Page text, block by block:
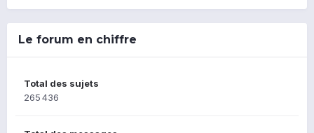
Le forum en chiffre
Total des sujets
265 436